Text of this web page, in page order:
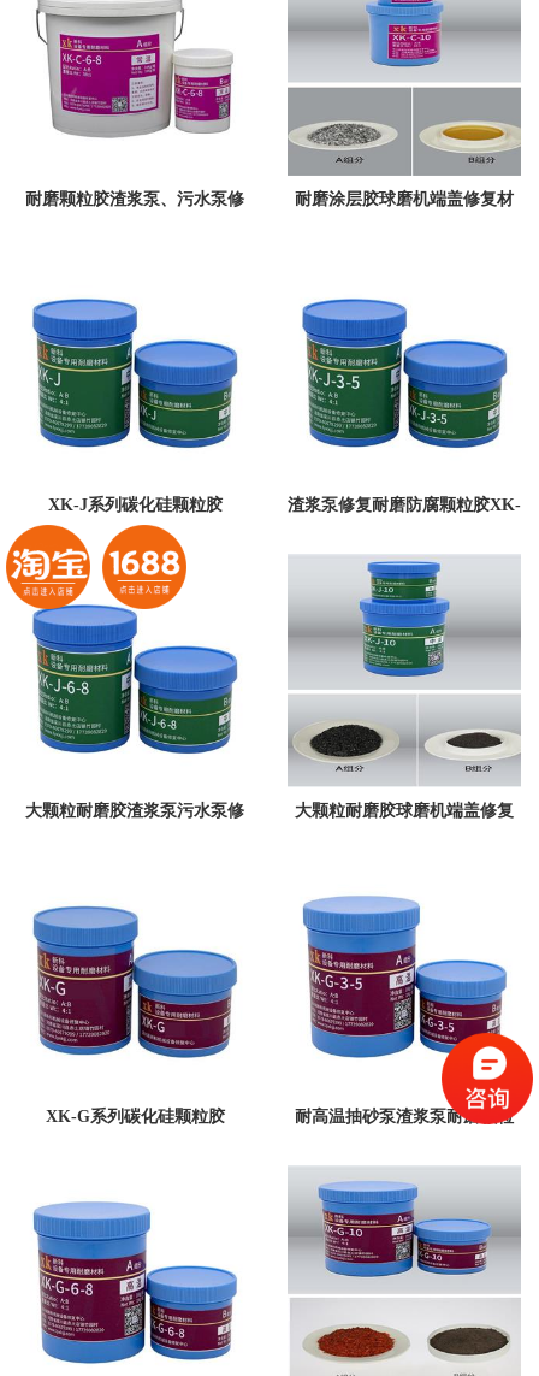
耐磨颗粒胶渣浆泵、污水泵修 耐磨涂层胶球磨机端盖修复材
XK-J系列碳化硅颗粒胶 渣浆泵修复耐磨防腐颗粒胶XK-
J-3-5碳化物颗粒胶
大颗粒耐磨胶渣浆泵污水泵修 大颗粒耐磨胶球磨机端盖修复
XK-G系列碳化硅颗粒胶 耐高温抽砂泵渣浆泵耐磨颗粒
胶修复材料XK-G-3-5碳化物颗
粒胶